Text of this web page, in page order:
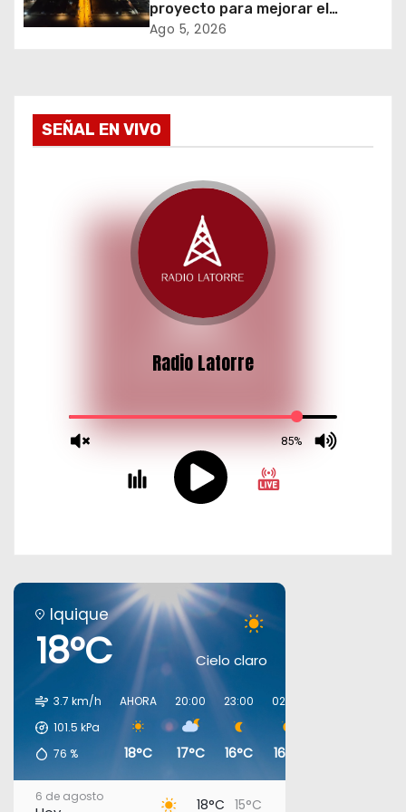
t
r
proyecto para mejorar el
alumbrado público del sector El
Ago 5, 2026
SEÑAL EN VIVO
Iquique
18°C Cielo claro
3.7 km/h
101.5 kPa
76 %
AHORA
18°C
20:00
17°C
23:00
16°C
02:00
16°C
6 de agosto 18°C 15°C